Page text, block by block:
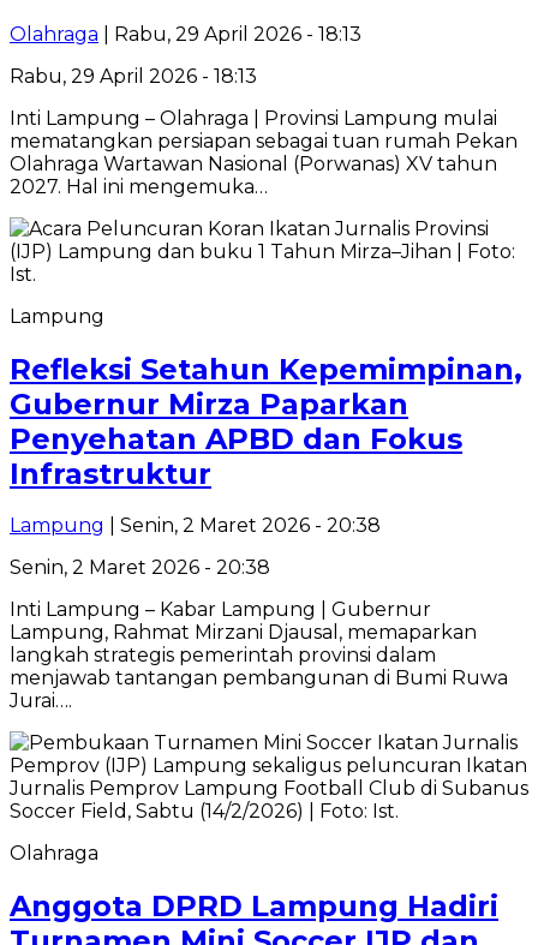
Olahraga | Rabu, 29 April 2026 - 18:13
Rabu, 29 April 2026 - 18:13
Inti Lampung – Olahraga | Provinsi Lampung mulai
mematangkan persiapan sebagai tuan rumah Pekan
Olahraga Wartawan Nasional (Porwanas) XV tahun
2027. Hal ini mengemuka…
Lampung
Refleksi Setahun Kepemimpinan,
Gubernur Mirza Paparkan
Penyehatan APBD dan Fokus
Infrastruktur
Lampung
| Senin, 2 Maret 2026 - 20:38
Senin, 2 Maret 2026 - 20:38
Inti Lampung – Kabar Lampung | Gubernur
Lampung, Rahmat Mirzani Djausal, memaparkan
langkah strategis pemerintah provinsi dalam
menjawab tantangan pembangunan di Bumi Ruwa
Jurai….
Olahraga
Anggota DPRD Lampung Hadiri